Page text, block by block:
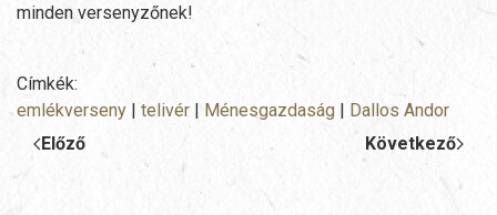
minden versenyzőnek!
Címkék:
emlékverseny | telivér | Ménesgazdaság | Dallos Andor
Előző
Következő